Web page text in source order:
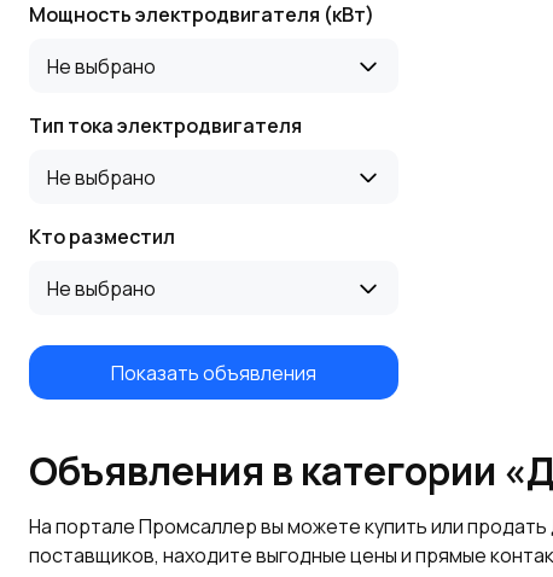
Мощность электродвигателя (кВт)
Не выбрано
Тип тока электродвигателя
Не выбрано
Кто разместил
Не выбрано
Показать объявления
Объявления в категории
На портале Промсаллер вы можете купить или
поставщиков, находите выгодные цены и прямые